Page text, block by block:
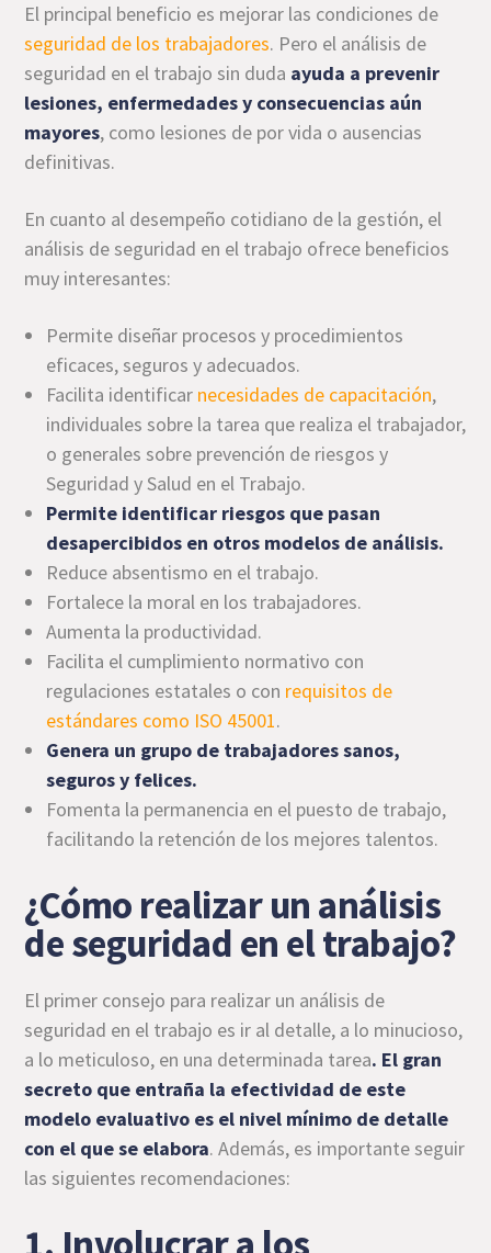
El principal beneficio es mejorar las condiciones de
seguridad de los trabajadores. Pero el análisis de
seguridad en el trabajo sin duda ayuda a prevenir
lesiones, enfermedades y consecuencias aún
mayores, como lesiones de por vida o ausencias
definitivas.
En cuanto al desempeño cotidiano de la gestión, el
análisis de seguridad en el trabajo ofrece beneficios
muy interesantes:
Permite diseñar procesos y procedimientos
eficaces, seguros y adecuados.
Facilita identificar necesidades de capacitación,
individuales sobre la tarea que realiza el trabajador,
o generales sobre prevención de riesgos y
Seguridad y Salud en el Trabajo.
Permite identificar riesgos que pasan
desapercibidos en otros modelos de análisis.
Reduce absentismo en el trabajo.
Fortalece la moral en los trabajadores.
Aumenta la productividad.
Facilita el cumplimiento normativo con
regulaciones estatales o con requisitos de
estándares como ISO 45001.
Genera un grupo de trabajadores sanos,
seguros y felices.
Fomenta la permanencia en el puesto de trabajo,
facilitando la retención de los mejores talentos.
¿Cómo realizar un análisis
de seguridad en el trabajo?
El primer consejo para realizar un análisis de
seguridad en el trabajo es ir al detalle, a lo minucioso,
a lo meticuloso, en una determinada tarea. El gran
secreto que entraña la efectividad de este
modelo evaluativo es el nivel mínimo de detalle
con el que se elabora. Además, es importante seguir
las siguientes recomendaciones: